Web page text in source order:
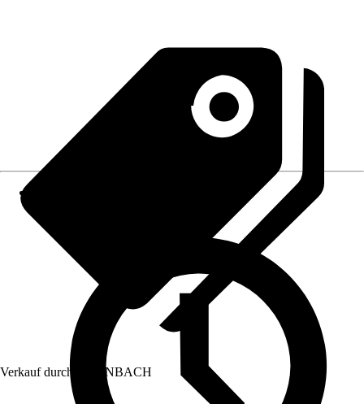
Verkauf durch: HORNBACH